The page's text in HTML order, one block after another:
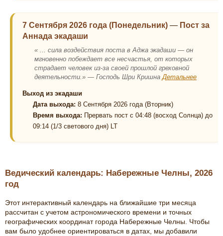
7 Сентября 2026 года (Понедельник) — Пост за
Аннада экадаши
« ... сила воздействия поста в Аджа экадаши — он
мгновенно побеждает все несчастья, от которых
страдает человек из-за своей прошлой греховной
деятельности.» — Господь Шри КришнаДетальнее
Выход из экадаши
Дата выхода: 8 Сентября 2026 года (Вторник)
Время выхода: Прервать пост с 04:48 (восход Солнца) до
09:14 (1/3 светового дня) LT
Ведический календарь: Набережные Челны, 2026
год
Этот интерактивный календарь на ближайшие три месяца
рассчитан с учетом астрономического времени и точных
географических координат города Набережные Челны. Чтобы
вам было удобнее ориентироваться в датах, мы добавили